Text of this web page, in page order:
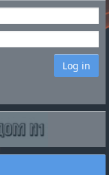
Log in